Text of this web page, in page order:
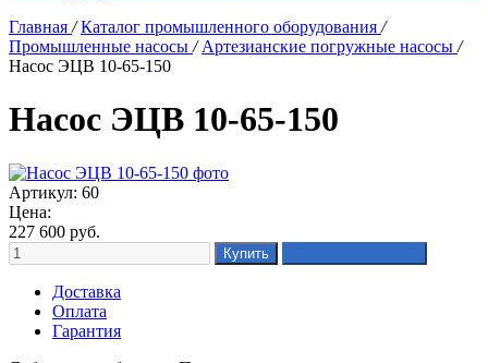
Главная / Каталог промышленного оборудования /
Промышленные насосы / Артезианские погружные насосы /
Насос ЭЦВ 10-65-150
Насос ЭЦВ 10-65-150
Артикул: 60
Цена:
227 600 руб.
Доставка
Оплата
Гарантия